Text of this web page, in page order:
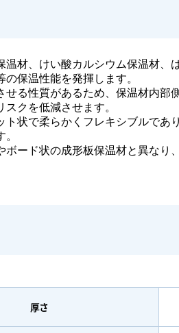
温材、けい酸カルシウム保温材
の保温性能を発揮します。
せる性質があるため、保温材内
スクを低減させます。
ト状で柔らかくフレキシブルで
ボード状の成形板保温材と異な
厚さ